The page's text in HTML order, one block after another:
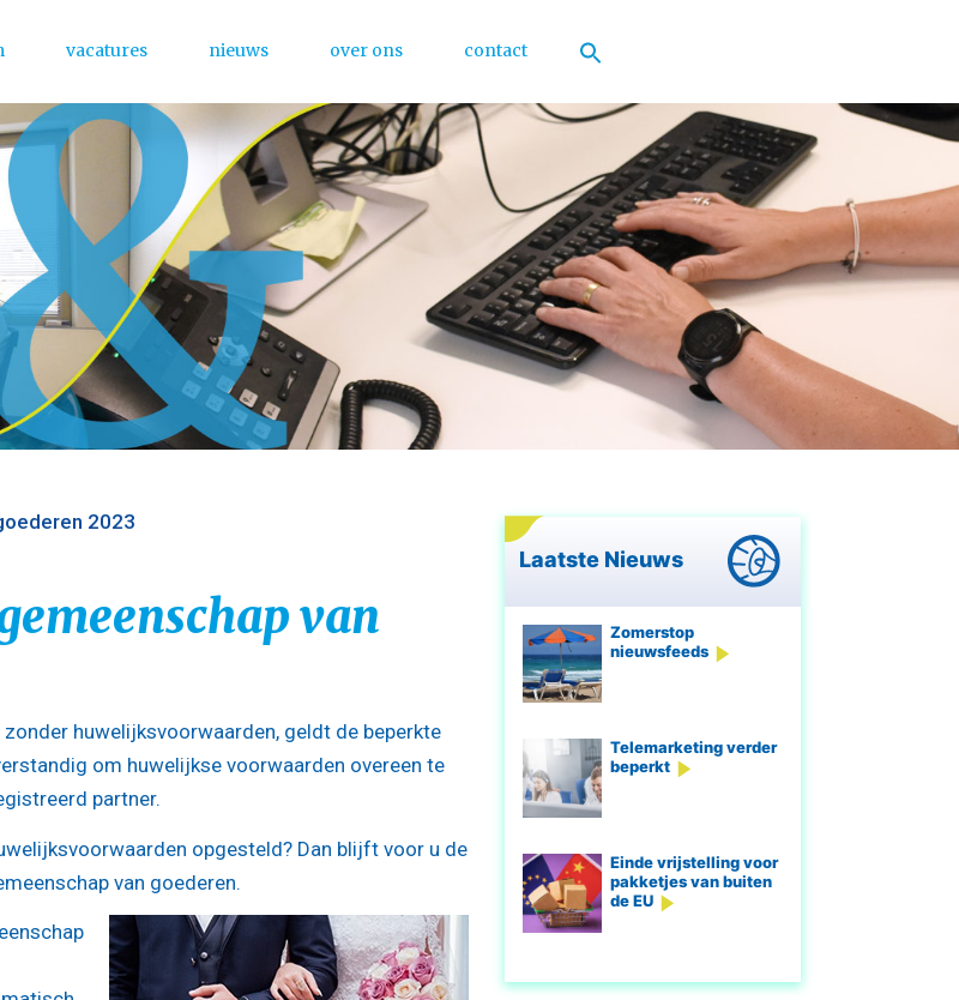
vacatures nieuws over ons contact
2023
van
huwelijksvoorwaarden, geldt de beperkte
om huwelijkse voorwaarden overeen te
partner.
opgesteld? Dan blijft voor u de
van goederen.
Laatste Nieuws
Zomerstop
nieuwsfeeds
Telemarketing verder
beperkt
Einde vrijstelling voor
pakketjes van buiten
de EU